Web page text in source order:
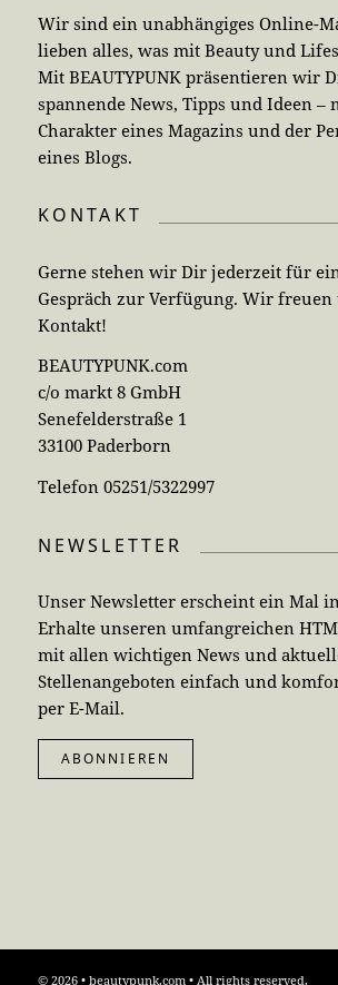
Wir sind ein unabhängiges Online-
lieben alles, was mit Beauty und
Mit BEAUTYPUNK präsentieren wir
spannende News, Tipps und Ideen –
Charakter eines Magazins und der
eines Blogs.
KONTAKT
Gerne stehen wir Dir jederzeit für
Gespräch zur Verfügung. Wir freuen
Kontakt!
BEAUTYPUNK.com
c/o markt 8 GmbH
Senefelderstraße 1
33100 Paderborn
Telefon 05251/5322997
NEWSLETTER
Unser Newsletter erscheint ein Mal
Erhalte unseren umfangreichen
mit allen wichtigen News und
Stellenangeboten einfach und
per E-Mail.
ABONNIEREN
© 2026 • beautypunk.com • All rights reserved.